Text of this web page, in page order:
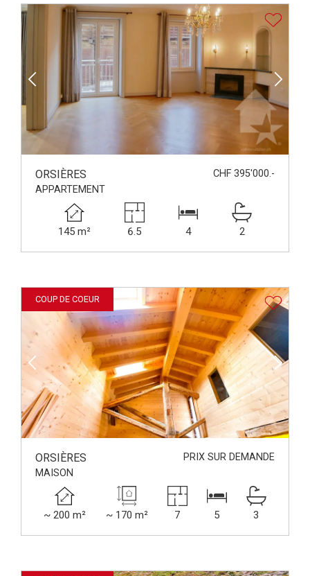
ORSIÈRES
CHF 395'000.-
APPARTEMENT
145 m² 6.5 4 2
COUP DE COEUR
ORSIÈRES
PRIX SUR DEMANDE
MAISON
~ 200 m² ~ 170 m² 7 5 3